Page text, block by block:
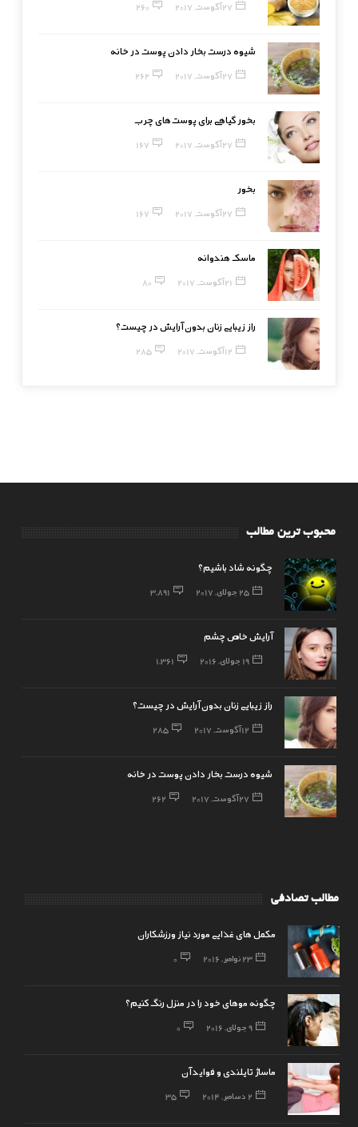
27 آگوست, 2017 260
شیوه درست بخار دادن پوست در خانه
27 آگوست, 2017 262
بخور گیاهی برای پوست‌های چرب
27 آگوست, 2017 167
بخور
27 آگوست, 2017 167
ماسک هندوانه
21 آگوست, 2017 80
راز زیبایی زنان بدون آرایش در چیست؟
12 آگوست, 2017 285
محبوب ترین مطالب
چگونه شاد باشیم؟
25 جولای, 2017 3,891
آرایش خاص چشم
19 جولای, 2016 1,361
راز زیبایی زنان بدون آرایش در چیست؟
12 آگوست, 2017 285
شیوه درست بخار دادن پوست در خانه
27 آگوست, 2017 262
مطالب تصادفی
مکمل های غذایی مورد نیاز ورزشکاران
23 نوامبر, 2016 0
چگونه موهای خود را در منزل رنگ کنیم؟
9 جولای, 2016 0
ماساژ تایلندی و فواید آن
2 دسامبر, 2014 35